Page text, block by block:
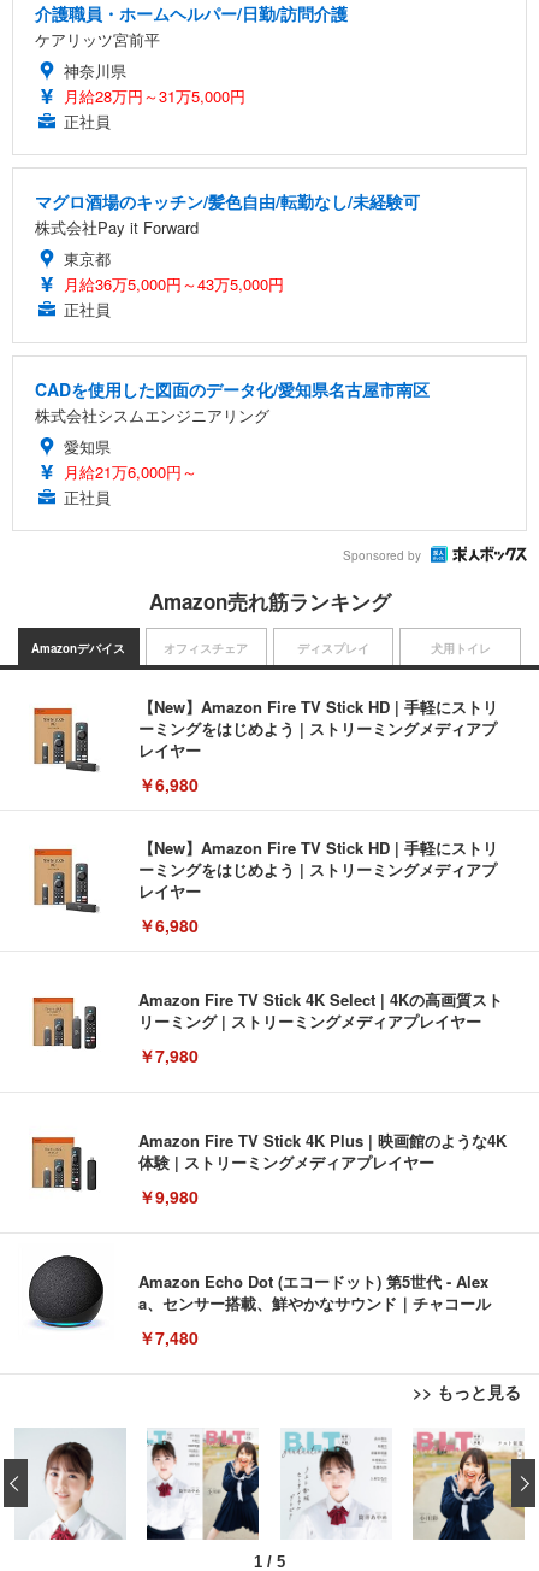
介護職員・ホームヘルパー/日勤/訪問介護
ケアリッツ宮前平
神奈川県
月給28万円～31万5,000円
正社員
マグロ酒場のキッチン/髪色自由/転勤なし/未経験可
株式会社Pay it Forward
東京都
月給36万5,000円～43万5,000円
正社員
CADを使用した図面のデータ化/愛知県名古屋市南区
株式会社シスムエンジニアリング
愛知県
月給21万6,000円～
正社員
Sponsored by
Amazon売れ筋ランキング
Amazonデバイス
【New】Amazon Fire TV Stick HD | 手軽にストリ
ーミングをはじめよう | ストリーミングメディアプ
レイヤー
￥6,980
【New】Amazon Fire TV Stick HD | 手軽にストリ
ーミングをはじめよう | ストリーミングメディアプ
レイヤー
￥6,980
Amazon Fire TV Stick 4K Select | 4Kの高画質スト
リーミング | ストリーミングメディアプレイヤー
￥7,980
Amazon Fire TV Stick 4K Plus | 映画館のような4K
体験 | ストリーミングメディアプレイヤー
￥9,980
Amazon Echo Dot (エコードット) 第5世代 - Alex
a、センサー搭載、鮮やかなサウンド｜チャコール
￥7,480
>> もっと見る
オフィスチェア
[EdoErgo] オフィスチェア 椅子 テレワーク 疲れな
い 跳ね上げ式アームレスト コンパクト 約105度ロッ
キング pc 事務椅子 360度回転 座面昇降 強化ナイロ
ン樹脂ベース 通気性メッシュ 在宅ワーク H-WY01
(黒網+黒枠+黒足)
￥5,699
ディスプレイ
EIZO ビジネス向けプレミアムモニター | FlexScan
EV3240X-WT | 31.5型4K UHD・USB Type-C・ホワ
イト
￥105,595
犬用トイレ
Amazonベーシック ペットシーツ 薄型 レギュラー 1
回使い捨て 無香料 ホワイト 300枚
￥3,373
1 / 5
‹